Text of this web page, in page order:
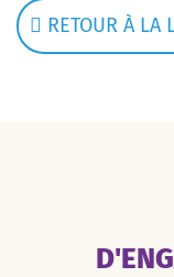
RETOUR À LA